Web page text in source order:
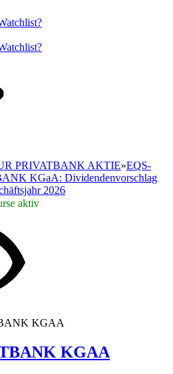
PRIVATBANK AKTIE»EQS-
KGaA: Dividendenvorschlag
2026
aktiv
KGAA